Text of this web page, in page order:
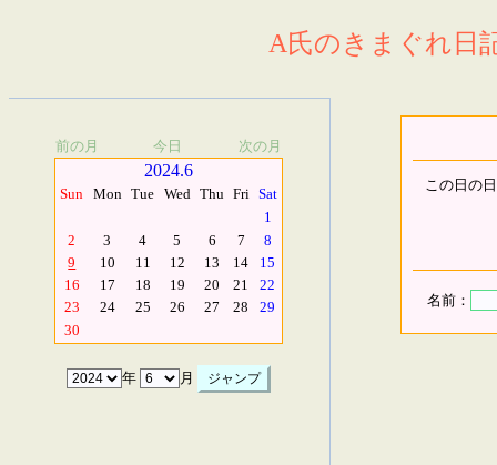
A氏のきまぐれ日
前の月 今日 次の月
2024.6
Sun Mon Tue Wed Thu Fri Sat
1
2
3 4 5 6 7
8
9
10 11 12 13 14
15
16
17 18 19 20 21
22
23
24 25 26 27 28
29
30
年 月
この日の
名前：